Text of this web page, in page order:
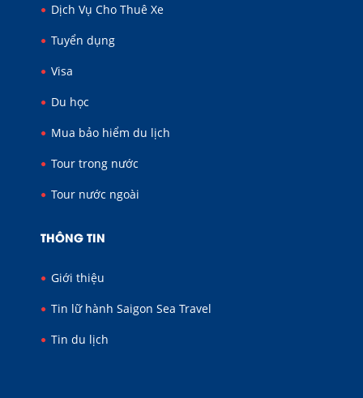
Dịch Vụ Cho Thuê Xe
Tuyển dụng
Visa
Du học
Mua bảo hiểm du lịch
Tour trong nước
Tour nước ngoài
THÔNG TIN
Giới thiệu
Tin lữ hành Saigon Sea Travel
Tin du lịch